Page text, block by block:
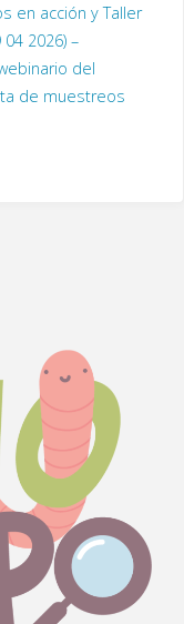
en acción y Taller
2026) –
del
de muestreos